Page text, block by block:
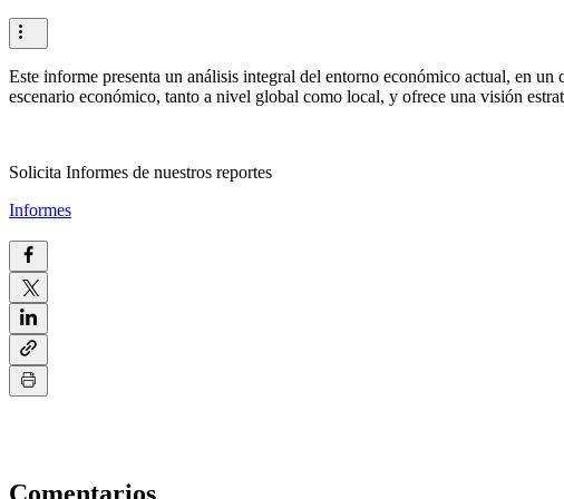
Este informe presenta un análisis integral del entorno económico actual, en
escenario económico, tanto a nivel global como local, y ofrece una visión
Solicita Informes de nuestros reportes
Informes
Comentarios